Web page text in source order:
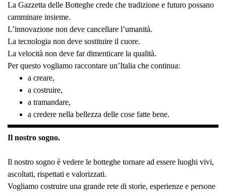
La Gazzetta delle Botteghe crede che tradizione e futuro possano
camminare insieme.
L’innovazione non deve cancellare l’umanità.
La tecnologia non deve sostituire il cuore.
La velocità non deve far dimenticare la qualità.
Per questo vogliamo raccontare un’Italia che continua:
a creare,
a costruire,
a tramandare,
a credere nella bellezza delle cose fatte bene.
Il nostro sogno.
Il nostro sogno è vedere le botteghe tornare ad essere luoghi vivi,
ascoltati, rispettati e valorizzati.
Vogliamo costruire una grande rete di storie, esperienze e persone